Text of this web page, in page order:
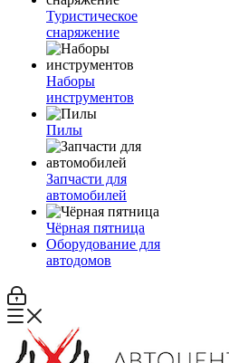
Туристическое
снаряжение
Наборы
инструментов
Пилы
Запчасти для
автомобилей
Чёрная пятница
Оборудование для
автодомов